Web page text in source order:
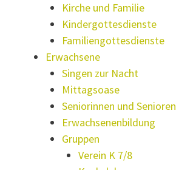
Kirche und Familie
Kindergottesdienste
Familiengottesdienste
Erwachsene
Singen zur Nacht
Mittagsoase
Seniorinnen und Senioren
Erwachsenenbildung
Gruppen
Verein K 7/8